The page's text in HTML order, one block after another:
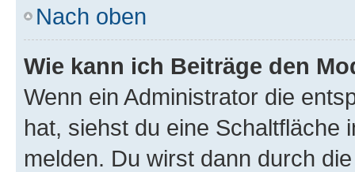
Nach oben
Wie kann ich Beiträge den
Wenn ein Administrator die
hat, siehst du eine Schaltfläche
melden. Du wirst dann durch